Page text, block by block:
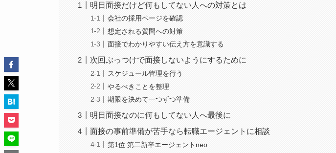
明日面接だけど何もしてない人への対策とは
会社の採用ページを確認
想定される質問への対策
面接でわかりやすい伝え方を意識する
次回ぶっつけで面接しないようにするために
スケジュール管理を行う
やるべきことを整理
期限を決めて一つずつ準備
明日面接なのに何もしてない人へ最後に
面接の事前準備が苦手なら転職エージェントに相談
第1位 第二新卒エージェントneo